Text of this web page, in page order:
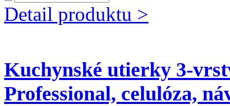
Detail produktu >
Kuchynské utierky 3-
Professional, celulóza,